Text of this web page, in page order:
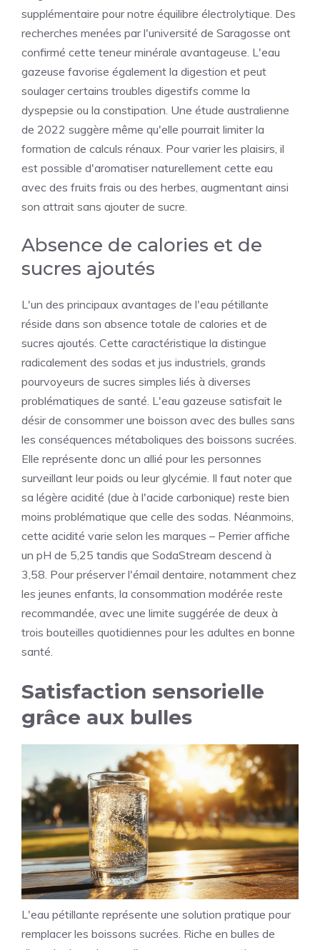
supplémentaire pour notre équilibre électrolytique. Des
recherches menées par l'université de Saragosse ont
confirmé cette teneur minérale avantageuse. L'eau
gazeuse favorise également la digestion et peut
soulager certains troubles digestifs comme la
dyspepsie ou la constipation. Une étude australienne
de 2022 suggère même qu'elle pourrait limiter la
formation de calculs rénaux. Pour varier les plaisirs, il
est possible d'aromatiser naturellement cette eau
avec des fruits frais ou des herbes, augmentant ainsi
son attrait sans ajouter de sucre.
Absence de calories et de
sucres ajoutés
L'un des principaux avantages de l'eau pétillante
réside dans son absence totale de calories et de
sucres ajoutés. Cette caractéristique la distingue
radicalement des sodas et jus industriels, grands
pourvoyeurs de sucres simples liés à diverses
problématiques de santé. L'eau gazeuse satisfait le
désir de consommer une boisson avec des bulles sans
les conséquences métaboliques des boissons sucrées.
Elle représente donc un allié pour les personnes
surveillant leur poids ou leur glycémie. Il faut noter que
sa légère acidité (due à l'acide carbonique) reste bien
moins problématique que celle des sodas. Néanmoins,
cette acidité varie selon les marques – Perrier affiche
un pH de 5,25 tandis que SodaStream descend à
3,58. Pour préserver l'émail dentaire, notamment chez
les jeunes enfants, la consommation modérée reste
recommandée, avec une limite suggérée de deux à
trois bouteilles quotidiennes pour les adultes en bonne
santé.
Satisfaction sensorielle
grâce aux bulles
L'eau pétillante représente une solution pratique pour
remplacer les boissons sucrées. Riche en bulles de